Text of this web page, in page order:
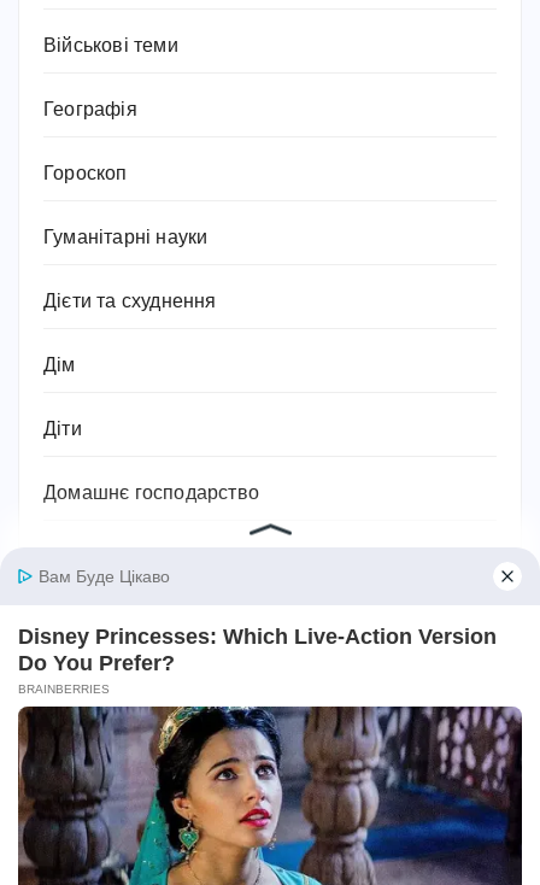
Військові теми
Географія
Гороскоп
Гуманітарні науки
Дієти та схуднення
Дім
Діти
Домашнє господарство
Закони України
Здоров'я
Імена та значення імен
Історія